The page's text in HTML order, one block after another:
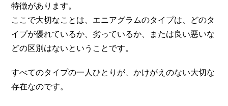
特徴があります。
ここで大切なことは、エニアグラムのタイプは、どのタ
イプが優れているか、劣っているか、または良い悪いな
どの区別はないということです。
すべてのタイプの一人ひとりが、かけがえのない大切な
存在なのです。